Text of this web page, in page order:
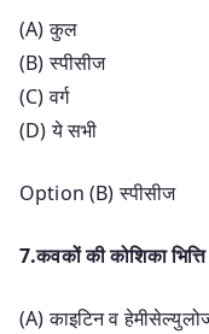
(A) कुल
(B) स्पीसीज
(C) वर्ग
(D) ये सभी
Option (B) स्पीसीज
7.कवकों की कोशिका
(A) काइटिन व